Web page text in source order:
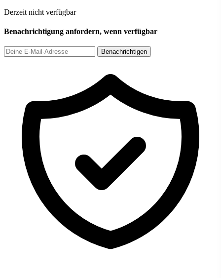
Derzeit nicht verfügbar
Benachrichtigung anfordern, wenn verfügbar
Benachrichtigen